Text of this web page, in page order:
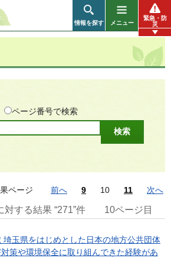
情報を探す メニュー
緊急・防
災
ページ番号で検索
ページ 前へ 9 10 11 次へ
対する結果 “271”件 10ページ目
埼玉県をはじめとした日本の地方公共団体
策や環境保全に取り組んできた経験があ